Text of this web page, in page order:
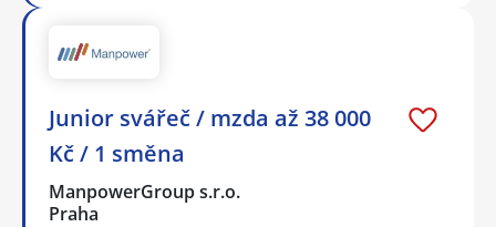
Junior svářeč / mzda až 38 000
Kč / 1 směna
ManpowerGroup s.r.o.
Praha